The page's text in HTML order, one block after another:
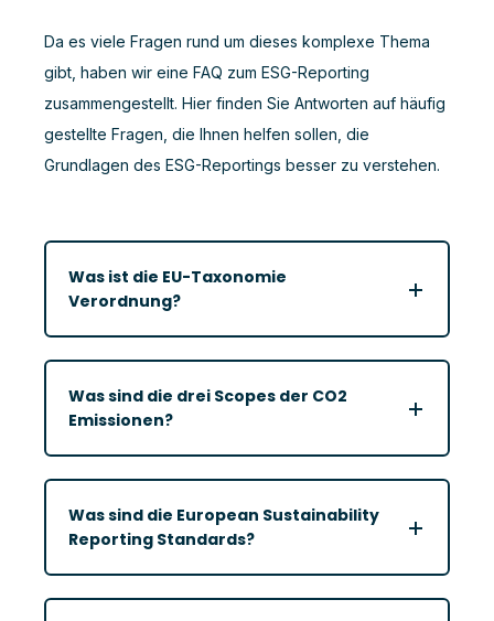
Da es viele Fragen rund um dieses komplexe Thema
gibt, haben wir eine FAQ zum ESG-Reporting
zusammengestellt. Hier finden Sie Antworten auf häufig
gestellte Fragen, die Ihnen helfen sollen, die
Grundlagen des ESG-Reportings besser zu verstehen.
Was ist die EU-Taxonomie
Verordnung?
Was sind die drei Scopes der CO2
Emissionen?
Was sind die European Sustainability
Reporting Standards?